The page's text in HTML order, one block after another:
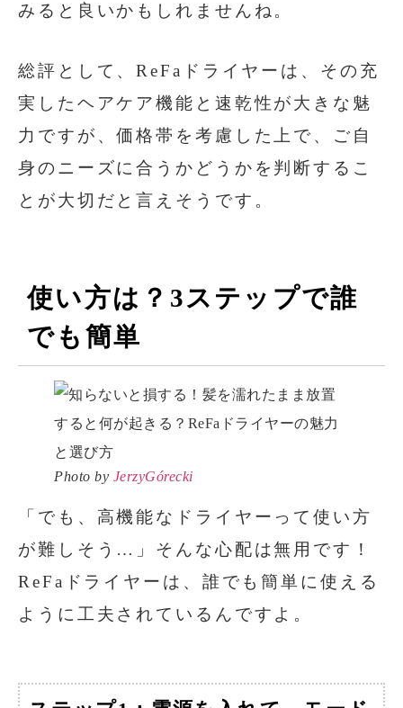
みると良いかもしれませんね。
総評として、ReFaドライヤーは、その充
実したヘアケア機能と速乾性が大きな魅
力ですが、価格帯を考慮した上で、ご自
身のニーズに合うかどうかを判断するこ
とが大切だと言えそうです。
使い方は？3ステップで誰
でも簡単
Photo by JerzyGórecki
「でも、高機能なドライヤーって使い方
が難しそう…」そんな心配は無用です！
ReFaドライヤーは、誰でも簡単に使える
ように工夫されているんですよ。